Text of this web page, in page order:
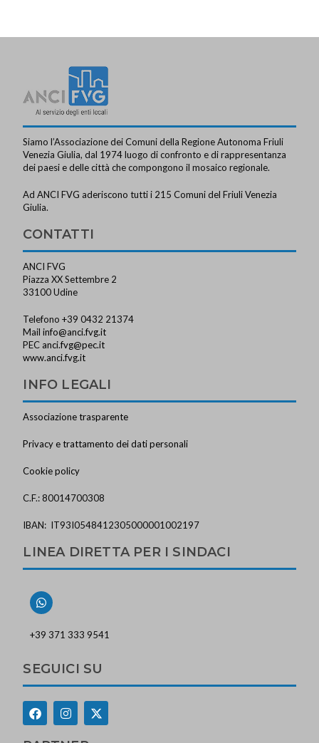
Siamo l’Associazione dei Comuni della Regione Autonoma Friuli
Venezia Giulia, dal 1974 luogo di confronto e di rappresentanza
dei paesi e delle città che compongono il mosaico regionale.
Ad ANCI FVG aderiscono tutti i 215 Comuni del Friuli Venezia
Giulia.
CONTATTI
ANCI FVG
Piazza XX Settembre 2
33100 Udine
Telefono +39 0432 21374
Mailinfo@anci.fvg.it
PEC anci.fvg@pec.it
www.anci.fvg.it
INFO LEGALI
Associazione trasparente
Privacy e trattamento dei dati personali
Cookie policy
C.F.: 80014700308
IBAN: IT93I0548412305000001002197
LINEA DIRETTA PER I SINDACI
+39 371 333 9541
SEGUICI SU